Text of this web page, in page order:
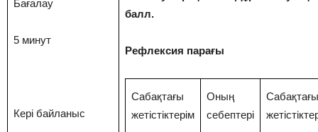
Бағалау
5 минут
Кері байланыс
балл.
Рефлексия парағы
Сабақтағы
жетістіктерім
Оның
себептері
Сабақтағы